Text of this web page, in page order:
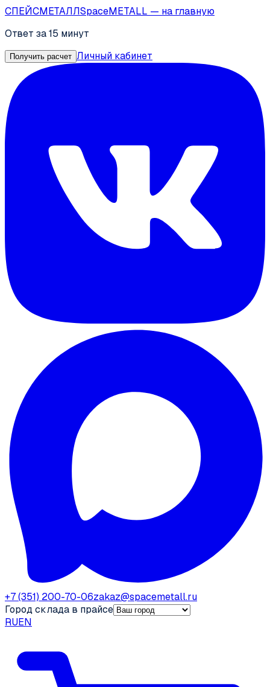
СПЕЙСМЕТАЛЛSpaceMETALL — на главную
Ответ за 15 минут
Получить расчет Личный кабинет
+7 (351) 200-70-06zakaz@spacemetall.ru
Город склада в прайсе
RUEN